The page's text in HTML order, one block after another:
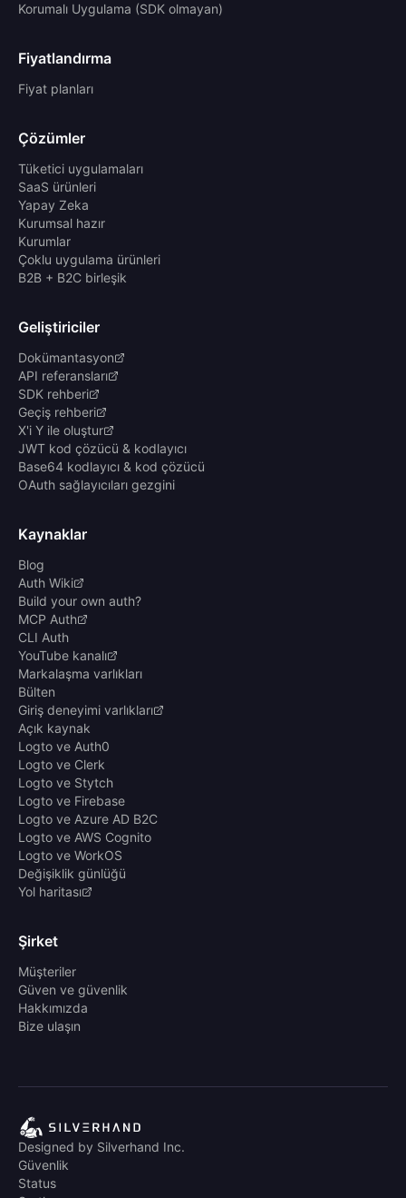
Korumalı Uygulama (SDK olmayan)
Fiyatlandırma
Fiyat planları
Çözümler
Tüketici uygulamaları
SaaS ürünleri
Yapay Zeka
Kurumsal hazır
Kurumlar
Çoklu uygulama ürünleri
B2B + B2C birleşik
Geliştiriciler
Dokümantasyon
API referansları
SDK rehberi
Geçiş rehberi
X'i Y ile oluştur
JWT kod çözücü & kodlayıcı
Base64 kodlayıcı & kod çözücü
OAuth sağlayıcıları gezgini
Kaynaklar
Blog
Auth Wiki
Build your own auth?
MCP Auth
CLI Auth
YouTube kanalı
Markalaşma varlıkları
Bülten
Giriş deneyimi varlıkları
Açık kaynak
Logto ve Auth0
Logto ve Clerk
Logto ve Stytch
Logto ve Firebase
Logto ve Azure AD B2C
Logto ve AWS Cognito
Logto ve WorkOS
Değişiklik günlüğü
Yol haritası
Şirket
Müşteriler
Güven ve güvenlik
Hakkımızda
Bize ulaşın
Designed by Silverhand Inc.
Güvenlik
Status